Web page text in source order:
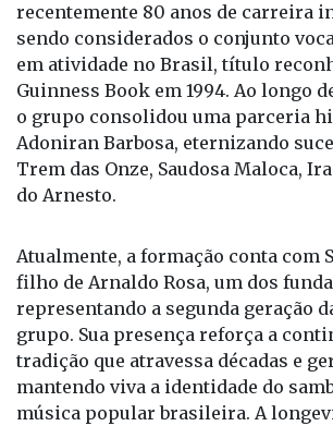
Reconhecidos como patrimônio do
paulistano, os Demônios da Garoa
recentemente 80 anos de carreira
sendo considerados o conjunto
em atividade no Brasil, título
Guinness Book em 1994. Ao longo
Adoniran Barbosa, eternizando
Trem das Onze, Saudosa Maloca,
do Arnesto.
Atualmente, a formação conta com
filho de Arnaldo Rosa, um dos
representando a segunda geração